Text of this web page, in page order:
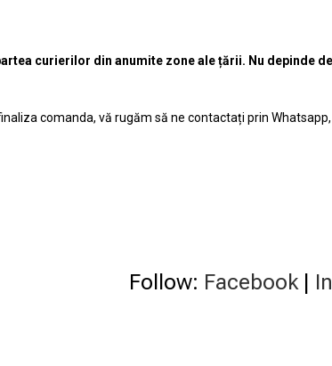
curierilor din anumite zone ale țării. Nu depinde de
comanda, vă rugăm să ne contactați prin
Follow: Facebook|